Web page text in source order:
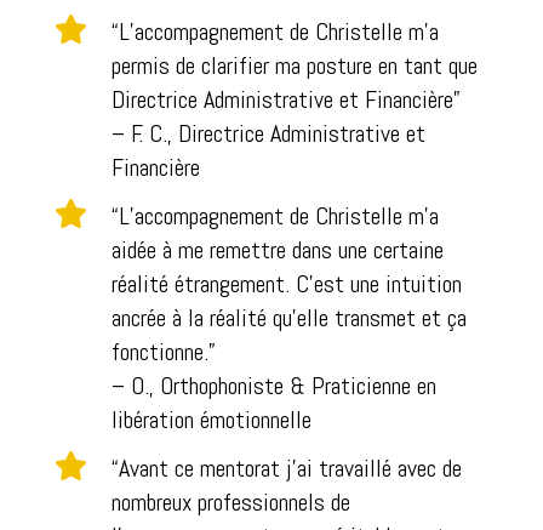

“L’accompagnement de Christelle m’a
permis de clarifier ma posture en tant que
Directrice Administrative et Financière”
– F. C., Directrice Administrative et
Financière

“L’accompagnement de Christelle m’a
aidée à me remettre dans une certaine
réalité étrangement. C’est une intuition
ancrée à la réalité qu’elle transmet et ça
fonctionne.”
– O., Orthophoniste & Praticienne en
libération émotionnelle

“Avant ce mentorat j’ai travaillé avec de
nombreux professionnels de